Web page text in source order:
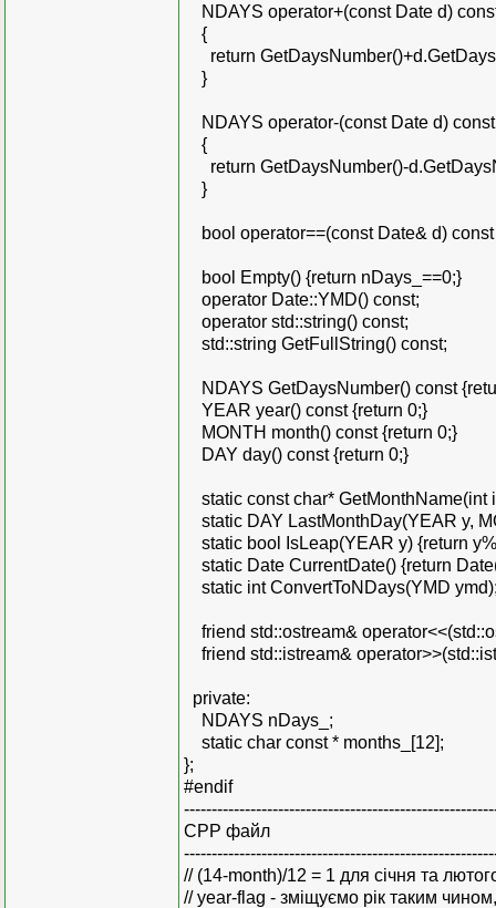
NDAYS operator+(const Date d)
{
return
}
NDAYS operator-(const Date d) const
{
return GetDaysNumber()-
}
bool operator==(const Date& d)
bool Empty() {return nDays_==0;}
operator Date::YMD() const;
operator std::string() const;
std::string GetFullString() const;
NDAYS GetDaysNumber() const
YEAR year() const {return 0;}
MONTH month() const {return 0;}
DAY day() const {return 0;}
static const char* GetMonthName(int
static DAY LastMonthDay(YEAR y,
static bool IsLeap(YEAR y) {return
static Date CurrentDate() {return
static int ConvertToNDays(YMD
friend std::ostream&
friend std::istream&
private:
NDAYS nDays_;
static char const * months_[12];
};
#endif
СPP файл
// (14-month)/12 = 1 для сiчня та
// year-flag - змiщуємо рiк таким